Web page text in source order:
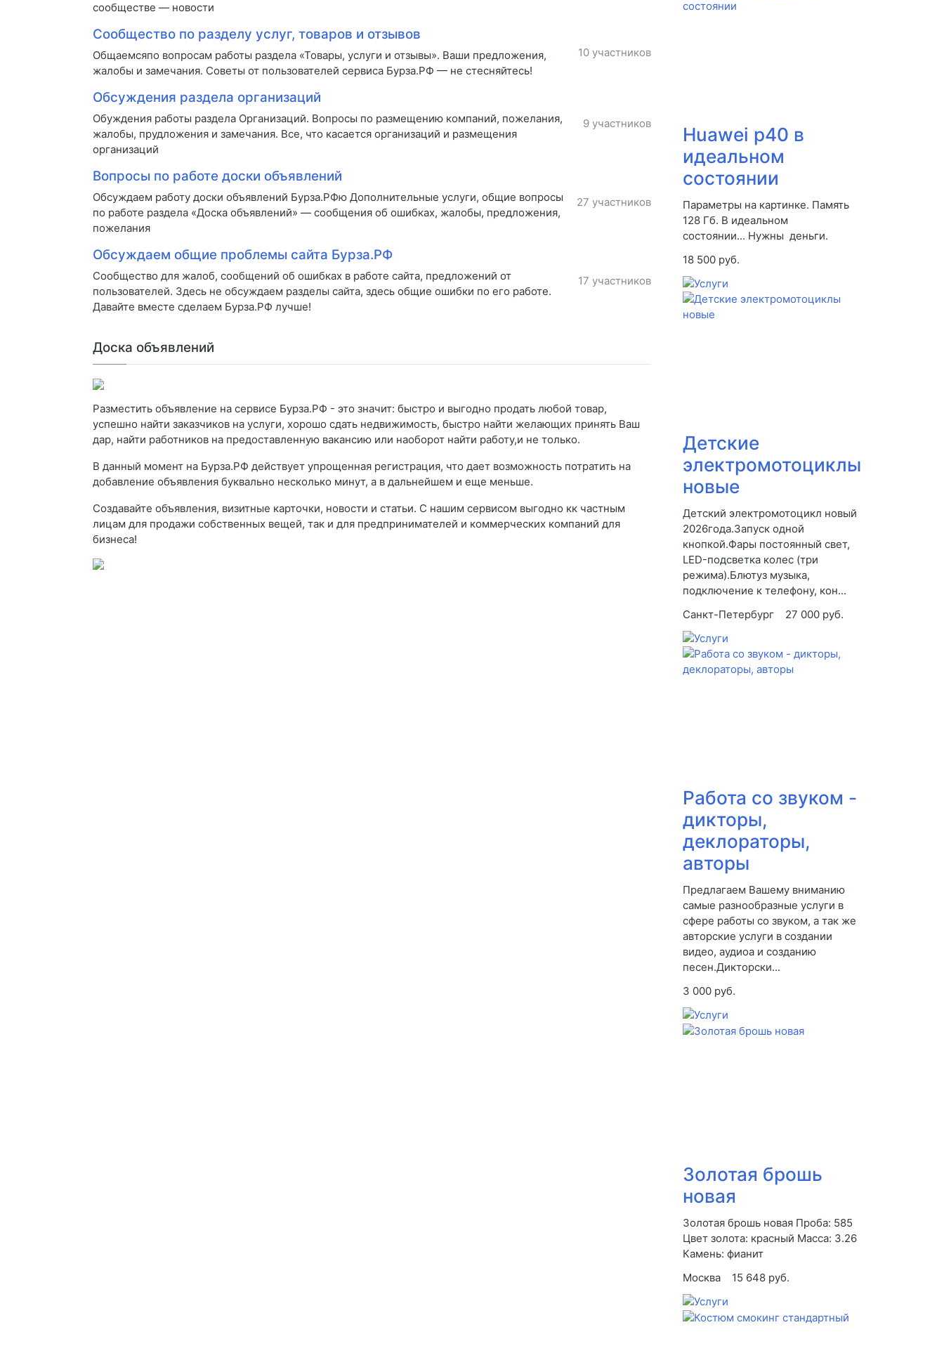
сообществе — новости
Сообщество по разделу услуг, товаров и отзывов
Общаемсяпо вопросам работы раздела «Товары, услуги и отзывы». Ваши предложения,
жалобы и замечания. Советы от пользователей сервиса Бурза.РФ — не стесняйтесь!
10 участников
Обсуждения раздела организаций
Обуждения работы раздела Организаций. Вопросы по размещению компаний, пожелания,
жалобы, прудложения и замечания. Все, что касается организаций и размещения
организаций
9 участников
Вопросы по работе доски объявлений
Обсуждаем работу доски объявлений Бурза.РФю Дополнительные услуги, общие вопросы
по работе раздела «Доска объявлений» — сообщения об ошибках, жалобы, предложения,
пожелания
27 участников
Обсуждаем общие проблемы сайта Бурза.РФ
Сообщество для жалоб, сообщений об ошибках в работе сайта, предложений от
пользователей. Здесь не обсуждаем разделы сайта, здесь общие ошибки по его работе.
Давайте вместе сделаем Бурза.РФ лучше!
17 участников
Доска объявлений
Разместить объявление на сервисе Бурза.РФ - это значит: быстро и выгодно продать любой товар,
успешно найти заказчиков на услуги, хорошо сдать недвижимость, быстро найти желающих принять Ваш
дар, найти работников на предоставленную вакансию или наоборот найти работу,и не только.
В данный момент на Бурза.РФ действует упрощенная регистрация, что дает возможность потратить на
добавление объявления буквально несколько минут, а в дальнейшем и еще меньше.
Создавайте объявления, визитные карточки, новости и статьи. С нашим сервисом выгодно кк частным
лицам для продажи собственных вещей, так и для предпринимателей и коммерческих компаний для
бизнеса!
Huawei p40 в
идеальном
состоянии
Параметры на картинке. Память
128 Гб. В идеальном
состоянии... Нужны деньги.
18 500 руб.
Детские
электромотоциклы
новые
Детский электромотоцикл новый
2026года.Запуск одной
кнопкой.Фары постоянный свет,
LED-подсветка колес (три
режима).Блютуз музыка,
подключение к телефону, кон...
Санкт-Петербург
27 000 руб.
Работа со звуком -
дикторы,
деклораторы,
авторы
Предлагаем Вашему вниманию
самые разнообразные услуги в
сфере работы со звуком, а так же
авторские услуги в создании
видео, аудиоа и созданию
песен.Дикторски...
3 000 руб.
Золотая брошь
новая
Золотая брошь новая Проба: 585
Цвет золота: красный Масса: 3.26
Камень: фианит
Москва
15 648 руб.